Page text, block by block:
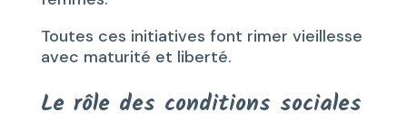
Toutes ces initiatives font rimer vieillesse
avec maturité et liberté.
Le rôle des conditions sociales